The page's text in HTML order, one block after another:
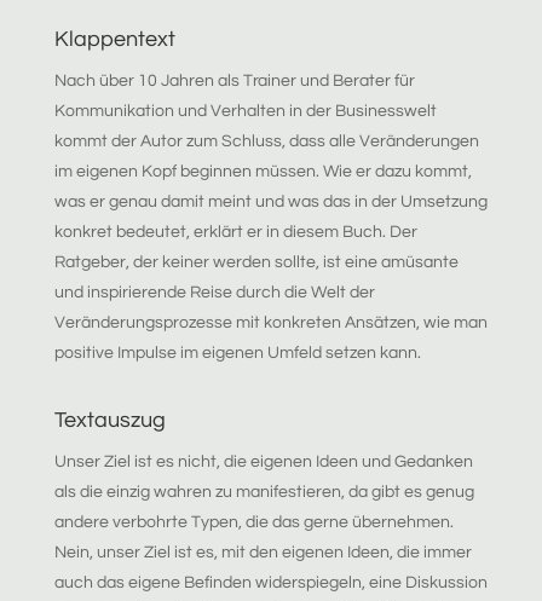
Klappentext
Nach über 10 Jahren als Trainer und Berater für
Kommunikation und Verhalten in der Businesswelt
kommt der Autor zum Schluss, dass alle Veränderungen
im eigenen Kopf beginnen müssen. Wie er dazu kommt,
was er genau damit meint und was das in der Umsetzung
konkret bedeutet, erklärt er in diesem Buch. Der
Ratgeber, der keiner werden sollte, ist eine amüsante
und inspirierende Reise durch die Welt der
Veränderungsprozesse mit konkreten Ansätzen, wie man
positive Impulse im eigenen Umfeld setzen kann.
Textauszug
Unser Ziel ist es nicht, die eigenen Ideen und Gedanken
als die einzig wahren zu manifestieren, da gibt es genug
andere verbohrte Typen, die das gerne übernehmen.
Nein, unser Ziel ist es, mit den eigenen Ideen, die immer
auch das eigene Befinden widerspiegeln, eine Diskussion